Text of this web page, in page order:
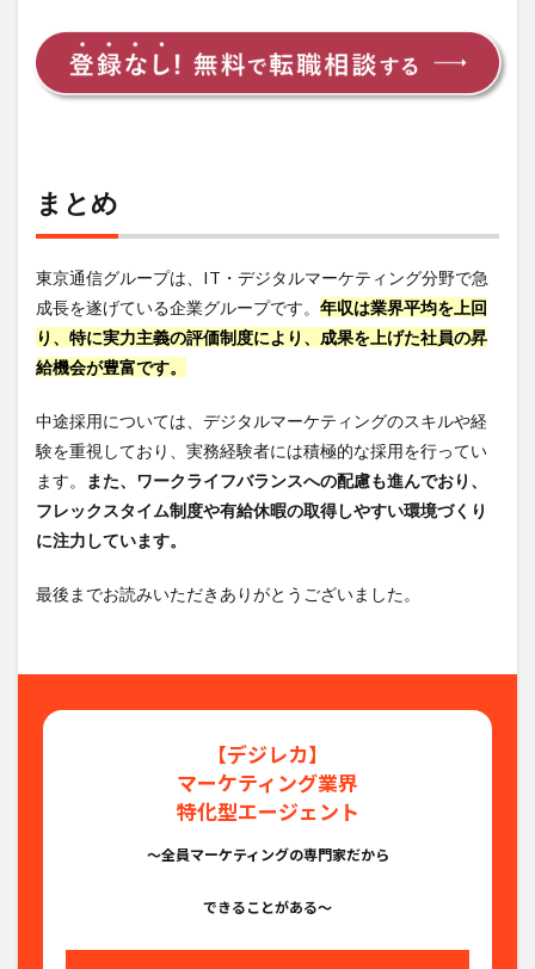
まとめ
東京通信グループは、IT・デジタルマーケティング分野で急
成長を遂げている企業グループです。 年収は業界平均を上回
り、特に実力主義の評価制度により、成果を上げた社員の昇
給機会が豊富です。
中途採用については、デジタルマーケティングのスキルや経
験を重視しており、実務経験者には積極的な採用を行ってい
ます。
また、ワークライフバランスへの配慮も進んでおり、
フレックスタイム制度や有給休暇の取得しやすい環境づくり
に注力しています。
最後までお読みいただきありがとうございました。
【デジレカ】
マーケティング業界
特化型エージェント
〜全員マーケティングの専門家だから
できることがある〜